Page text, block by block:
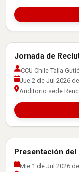
Actividades con
Jornada de
CCU Chile Talia
Jue 2 de Jul 2026
Auditorio sede
Actividades con
Presentación
Mie 1 de Jul 2026